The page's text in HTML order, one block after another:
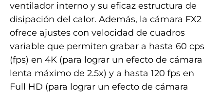
ventilador interno y su eficaz estructura de
disipación del calor. Además, la cámara FX2
ofrece ajustes con velocidad de cuadros
variable que permiten grabar a hasta 60 cps
(fps) en 4K (para lograr un efecto de cámara
lenta máximo de 2.5x) y a hasta 120 fps en
Full HD (para lograr un efecto de cámara